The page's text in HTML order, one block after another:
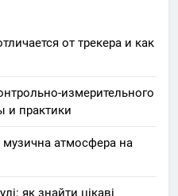
от трекера и как
измерительного
и практики
музична атмосфера на
як знайти цікаві